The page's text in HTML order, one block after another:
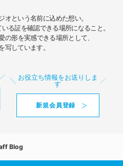
オという名前に込めた想い。
る証を確認できる場所になること。
形を実感できる場所として、
写しています。
お役立ち情報をお送りしま
す
新規会員登録
Blog